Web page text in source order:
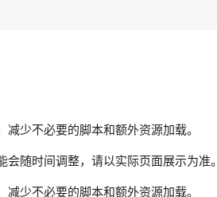
少不必要的脚本和额外资源加载。
随时间调整，请以实际页面展示为准。
少不必要的脚本和额外资源加载。